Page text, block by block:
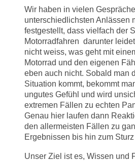
Wir haben in vielen
unterschiedlichsten Anlässen
festgestellt, dass vielfach der
Motorradfahren darunter
nicht weiss, was geht mit
Motorrad und den eigenen
eben auch nicht. Sobald man
Situation kommt, bekommt
ungutes Gefühl und wird
extremen Fällen zu echten
Genau hier laufen dann
den allermeisten Fällen zu
Ergebnissen bis hin zum
Unser Ziel ist es, Wissen und